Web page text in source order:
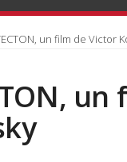
un film de Victor